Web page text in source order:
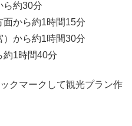
ら約30分
面から約1時間15分
）から約1時間30分
約1時間40分
クマークして観光プラン作